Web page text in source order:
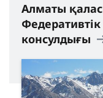
Алматы
консулдығы